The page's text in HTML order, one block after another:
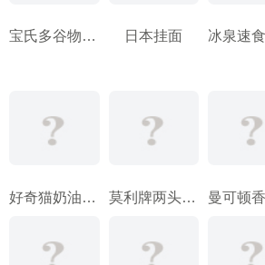
宝氏多谷物提子核桃麦片 日本挂面
好奇猫奶油小面包 莫利牌两头尖意大利面